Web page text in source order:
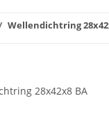
Wellendichtring